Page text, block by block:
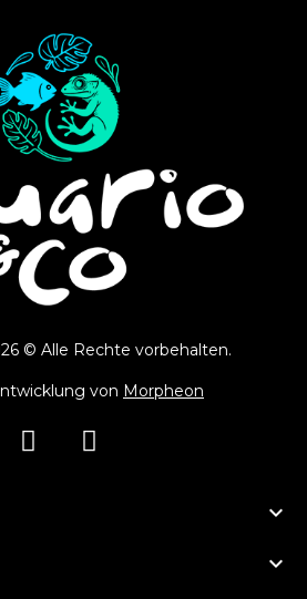
© Alle Rechte vorbehalten.
von Morpheon

